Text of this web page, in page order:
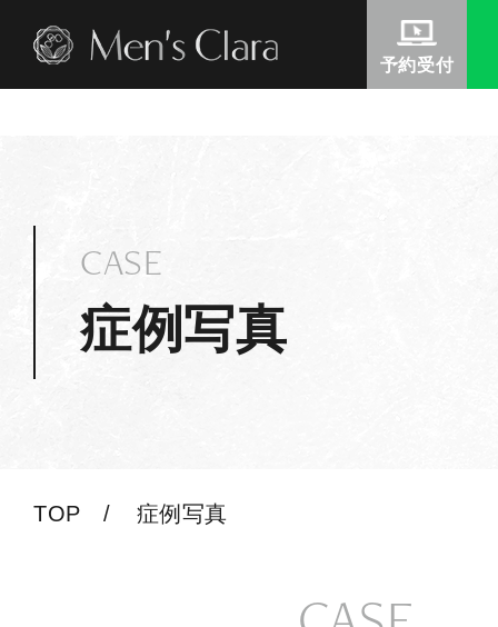
Warning : Undefined variable $this_author_nicename in/home/
-clara.com/wp-content/themes/clara/include/head-include/
予約受付
症例写真
CASE
TOP 症例写真